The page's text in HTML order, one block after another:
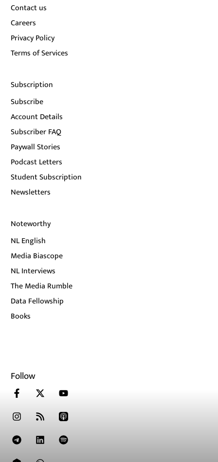
Contact us
Careers
Privacy Policy
Terms of Services
Subscription
Subscribe
Account Details
Subscriber FAQ
Paywall Stories
Podcast Letters
Student Subscription
Newsletters
Noteworthy
NL English
Media Biascope
NL Interviews
The Media Rumble
Data Fellowship
Books
Follow